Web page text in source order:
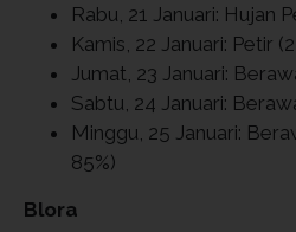
Rabu, 21 Januari: Hujan
Kamis, 22 Januari: Petir
Jumat, 23 Januari:
Sabtu, 24 Januari:
Minggu, 25 Januari:
85%)
Blora